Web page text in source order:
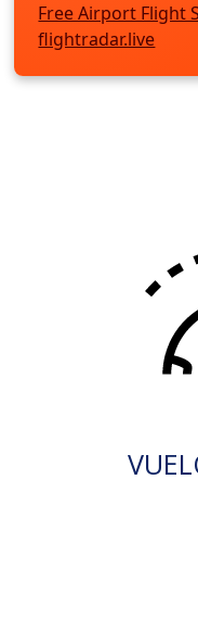
Free Airport Flight
flightradar.live